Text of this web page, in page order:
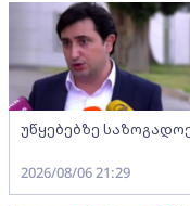
უწყებებზე
2026/08/06 21:29